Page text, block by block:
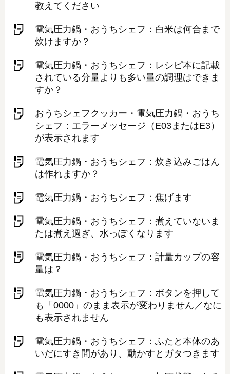
教えてください
電気圧力鍋・おうちシェフ：白米は何合まで
炊けますか？
電気圧力鍋・おうちシェフ：レシピ本に記載
されている分量よりも多い量の調理はできま
すか？
おうちシェフクッカー・電気圧力鍋・おうち
シェフ：エラーメッセージ（E03またはE3）
が表示されます
電気圧力鍋・おうちシェフ：炊き込みごはん
は作れますか？
電気圧力鍋・おうちシェフ：焦げます
電気圧力鍋・おうちシェフ：煮えていないま
たは煮え過ぎ、水っぽくなります
電気圧力鍋・おうちシェフ：計量カップの容
量は？
電気圧力鍋・おうちシェフ：ボタンを押して
も「0000」のまま表示が変わりません／なに
も表示されません
電気圧力鍋・おうちシェフ：ふたと本体のあ
いだにすき間があり、動かすとガタつきます